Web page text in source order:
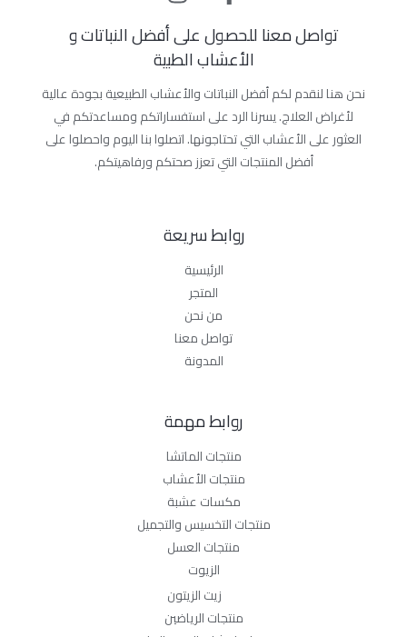
تواصل معنا للحصول على أفضل النباتات و
الأعشاب الطبية
نحن هنا لنقدم لكم أفضل النباتات والأعشاب الطبيعية بجودة عالية
لأغراض العلاج. يسرنا الرد على استفساراتكم ومساعدتكم في
العثور على الأعشاب التي تحتاجونها. اتصلوا بنا اليوم واحصلوا على
أفضل المنتجات التي تعزز صحتكم ورفاهيتكم.
روابط سريعة
الرئيسية
المتجر
من نحن
تواصل معنا
المدونة
روابط مهمة
منتجات الماتشا
منتجات الأعشاب
مكسات عشبة
منتجات التخسيس والتجميل
منتجات العسل
الزيوت
زيت الزيتون
منتجات الرياضين